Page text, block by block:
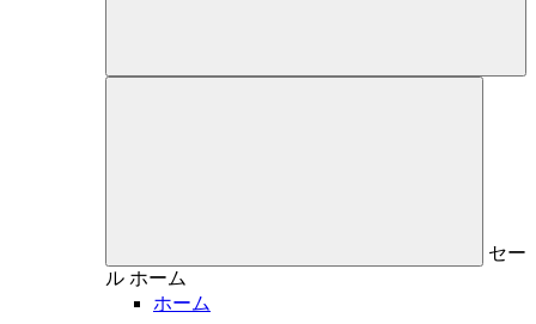
セー
ル ホーム
ホーム